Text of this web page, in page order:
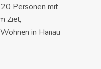
20 Personen mit
Ziel,
in Hanau